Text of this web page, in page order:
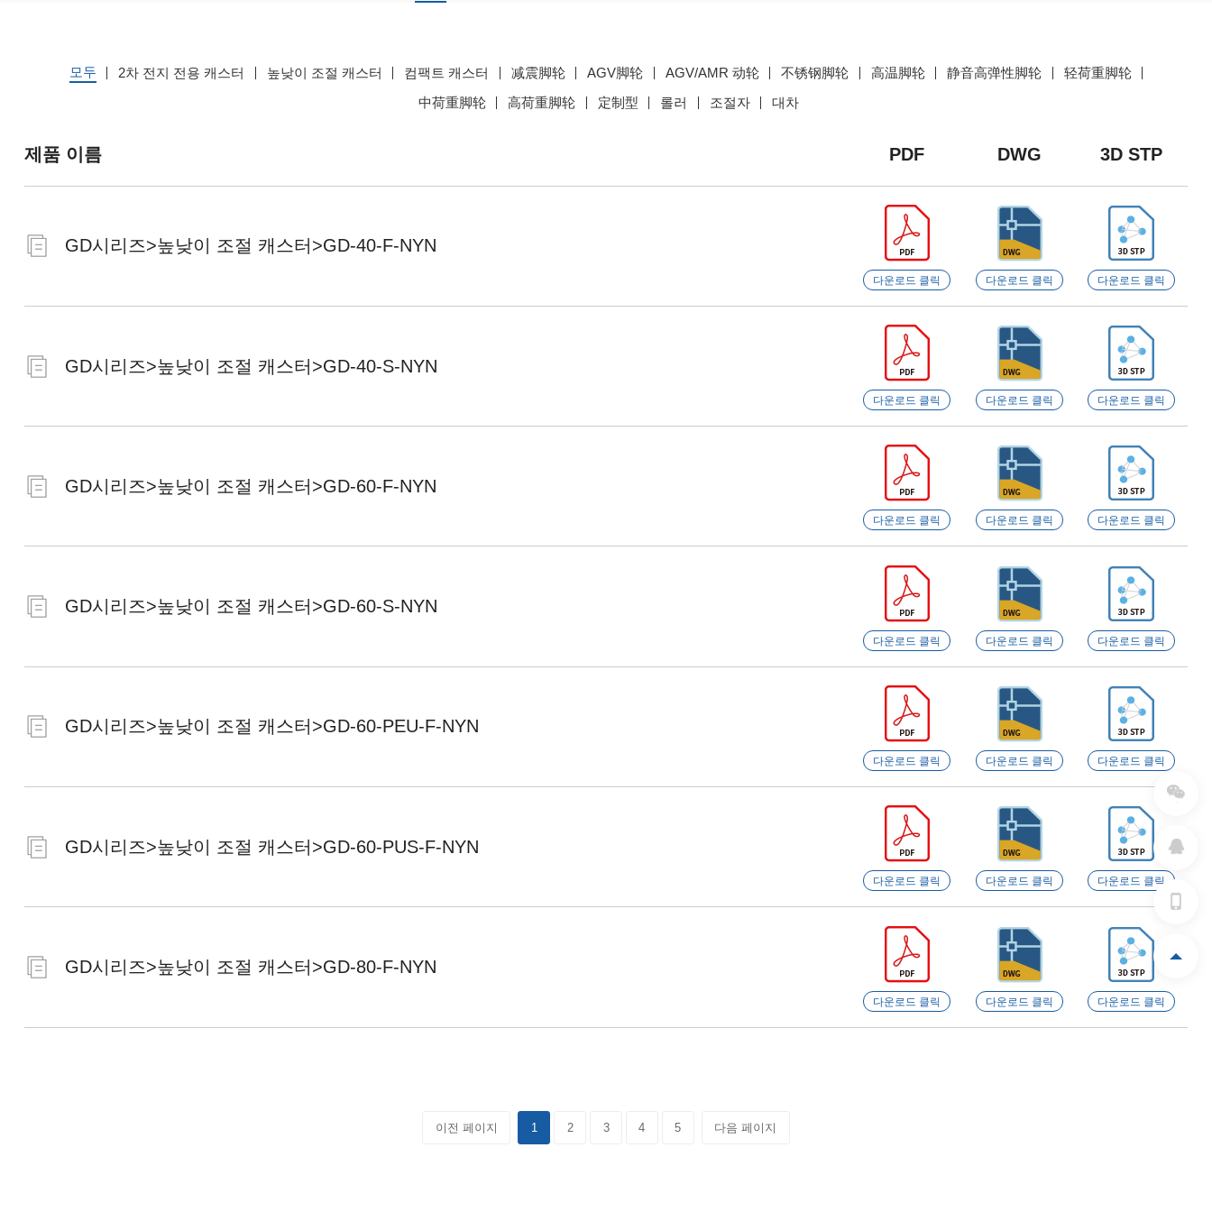
모두 2차 전지 전용 캐스터 높낮이 조절 캐스터 컴팩트 캐스터 减震脚轮 AGV脚轮 AGV/AMR 动轮 不锈钢脚轮 高温脚轮 静音高弹性脚轮
轻荷重脚轮
中荷重脚轮
高荷重脚轮 定制型 롤러 조절자 대차
제품 이름 PDF DWG 3D STP
GD시리즈>높낮이 조절 캐스터>GD-40-F-NYN
다운로드 클릭 다운로드 클릭 다운로드 클릭
GD시리즈>높낮이 조절 캐스터>GD-40-S-NYN
다운로드 클릭 다운로드 클릭 다운로드 클릭
GD시리즈>높낮이 조절 캐스터>GD-60-F-NYN
다운로드 클릭 다운로드 클릭 다운로드 클릭
GD시리즈>높낮이 조절 캐스터>GD-60-S-NYN
다운로드 클릭 다운로드 클릭 다운로드 클릭
GD시리즈>높낮이 조절 캐스터>GD-60-PEU-F-NYN
다운로드 클릭 다운로드 클릭 다운로드 클릭
GD시리즈>높낮이 조절 캐스터>GD-60-PUS-F-NYN
다운로드 클릭 다운로드 클릭 다운로드 클릭
GD시리즈>높낮이 조절 캐스터>GD-80-F-NYN
다운로드 클릭 다운로드 클릭 다운로드 클릭
이전 페이지 1 2 3 4 5 다음 페이지